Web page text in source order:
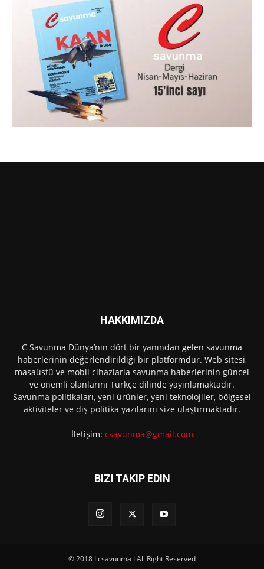
HAKKIMIZDA
C Savunma Dünya’nın dört bir yanından gelen savunma
haberlerinin değerlendirildiği bir platformdur. Web sitesi,
masaüstü ve mobil cihazlarla savunma haberlerinin güncel
ve önemli olanlarını Türkçe dilinde yayınlamaktadır.
Savunma politikaları, yeni ürünler, yeni teknolojiler, bölgesel
aktiviteler ve dış politika yazılarını size ulaştırmaktadır.
İletişim: csavunma@gmail.com
BIZI TAKIP EDIN
© 2018 I csavunma I All Right Reserved